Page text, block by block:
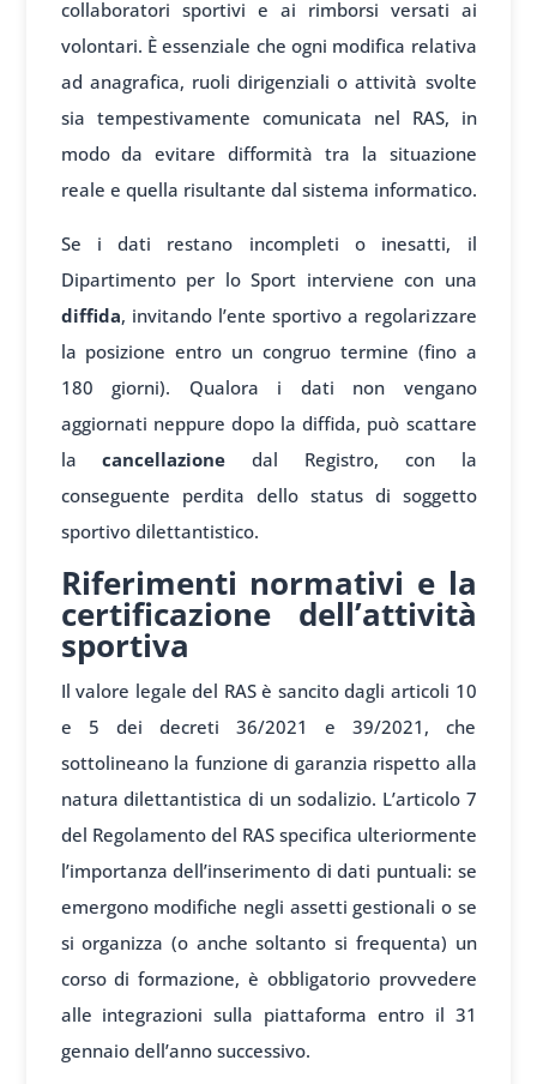
collaboratori sportivi e ai rimborsi versati ai
volontari. È essenziale che ogni modifica relativa
ad anagrafica, ruoli dirigenziali o attività svolte
sia tempestivamente comunicata nel RAS, in
modo da evitare difformità tra la situazione
reale e quella risultante dal sistema informatico.
Se i dati restano incompleti o inesatti, il
Dipartimento per lo Sport interviene con una
diffida, invitando l’ente sportivo a regolarizzare
la posizione entro un congruo termine (fino a
180 giorni). Qualora i dati non vengano
aggiornati neppure dopo la diffida, può scattare
lacancellazione dal Registro, con la
conseguente perdita dello status di soggetto
sportivo dilettantistico.
Riferimenti normativi e la
certificazione dell’attività
sportiva
Il valore legale del RAS è sancito dagli articoli 10
e 5 dei decreti 36/2021 e 39/2021, che
sottolineano la funzione di garanzia rispetto alla
natura dilettantistica di un sodalizio. L’articolo 7
del Regolamento del RAS specifica ulteriormente
l’importanza dell’inserimento di dati puntuali: se
emergono modifiche negli assetti gestionali o se
si organizza (o anche soltanto si frequenta) un
corso di formazione, è obbligatorio provvedere
alle integrazioni sulla piattaforma entro il 31
gennaio dell’anno successivo.